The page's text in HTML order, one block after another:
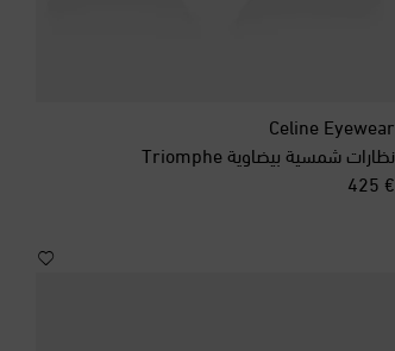
Celine Eyewear
نظارات شمسية بيضاوية Triomphe
€ 425
original price